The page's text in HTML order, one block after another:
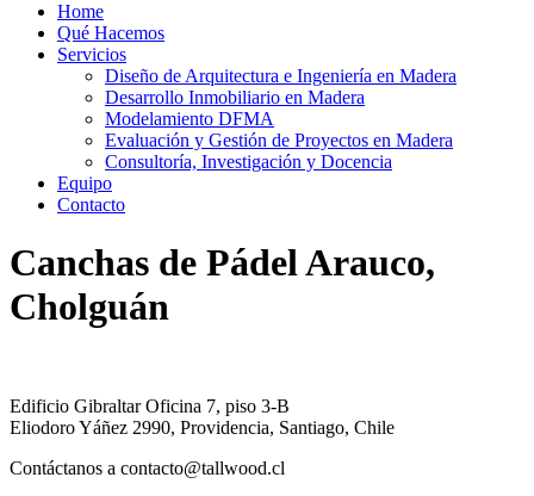
Home
Qué Hacemos
Servicios
Diseño de Arquitectura e Ingeniería en Madera
Desarrollo Inmobiliario en Madera
Modelamiento DFMA
Evaluación y Gestión de Proyectos en Madera
Consultoría, Investigación y Docencia
Equipo
Contacto
Canchas de Pádel Arauco,
Cholguán
Edificio Gibraltar Oficina 7, piso 3-B
Eliodoro Yáñez 2990, Providencia, Santiago, Chile
Contáctanos a contacto@tallwood.cl